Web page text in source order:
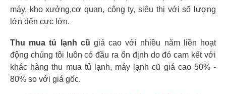
máy, kho xưởng,cơ quan, công ty, siêu thị với số lượng
lớn đến cực lớn.
Thu mua tủ lạnh cũ giá cao với nhiều năm liền hoạt
động chúng tôi luôn có đầu ra ổn định do đó cam kết với
khác hàng thu mua tủ lạnh, máy lạnh cũ giá cao 50% -
80% so với giá gốc.